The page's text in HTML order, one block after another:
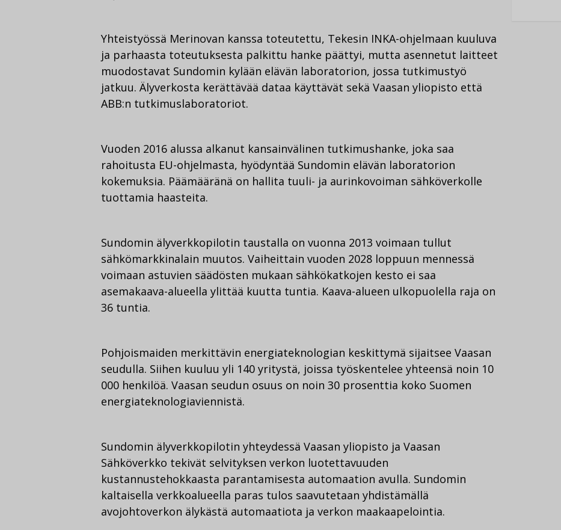
Yhteistyössä Merinovan kanssa toteutettu, Tekesin INKA-ohjelmaan kuuluva
ja parhaasta toteutuksesta palkittu hanke päättyi, mutta asennetut laitteet
muodostavat Sundomin kylään elävän laboratorion, jossa tutkimustyö
jatkuu. Älyverkosta kerättävää dataa käyttävät sekä Vaasan yliopisto että
ABB:n tutkimuslaboratoriot.
Vuoden 2016 alussa alkanut kansainvälinen tutkimushanke, joka saa
rahoitusta EU-ohjelmasta, hyödyntää Sundomin elävän laboratorion
kokemuksia. Päämääränä on hallita tuuli- ja aurinkovoiman sähköverkolle
tuottamia haasteita.
Sundomin älyverkkopilotin taustalla on vuonna 2013 voimaan tullut
sähkömarkkinalain muutos. Vaiheittain vuoden 2028 loppuun mennessä
voimaan astuvien säädösten mukaan sähkökatkojen kesto ei saa
asemakaava-alueella ylittää kuutta tuntia. Kaava-alueen ulkopuolella raja on
36 tuntia.
Pohjoismaiden merkittävin energiateknologian keskittymä sijaitsee Vaasan
seudulla. Siihen kuuluu yli 140 yritystä, joissa työskentelee yhteensä noin 10
000 henkilöä. Vaasan seudun osuus on noin 30 prosenttia koko Suomen
energiateknologiaviennistä.
Sundomin älyverkkopilotin yhteydessä Vaasan yliopisto ja Vaasan
Sähköverkko tekivät selvityksen verkon luotettavuuden
kustannustehokkaasta parantamisesta automaation avulla. Sundomin
kaltaisella verkkoalueella paras tulos saavutetaan yhdistämällä
avojohtoverkon älykästä automaatiota ja verkon maakaapelointia.